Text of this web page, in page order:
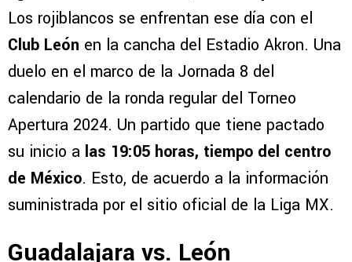
Los rojiblancos se enfrentan ese día con el
Club León en la cancha del Estadio Akron. Una
duelo en el marco de la Jornada 8 del
calendario de la ronda regular del Torneo
Apertura 2024. Un partido que tiene pactado
su inicio a las 19:05 horas, tiempo del centro
de México. Esto, de acuerdo a la información
suministrada por el sitio oficial de la Liga MX.
Guadalajara vs. León